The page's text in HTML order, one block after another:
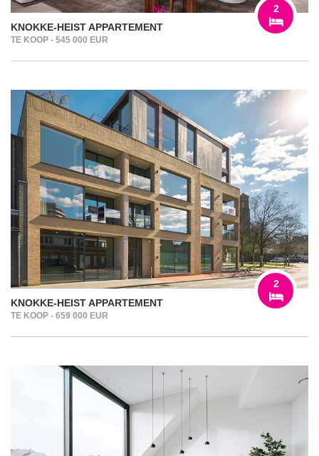
KNOKKE-HEIST APPARTEMENT
TE KOOP - 545 000 EUR
2
KNOKKE-HEIST APPARTEMENT
TE KOOP - 659 000 EUR
2